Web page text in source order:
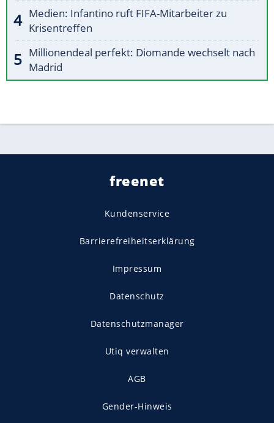
Medien: Infantino ruft FIFA-Mitarbeiter zu
Krisentreffen
Millionendeal perfekt: Diomande wechselt nach
Madrid
freenet
Kundenservice
Barrierefreiheitserklärung
Impressum
Datenschutz
Datenschutzmanager
Utiq verwalten
AGB
Gender-Hinweis